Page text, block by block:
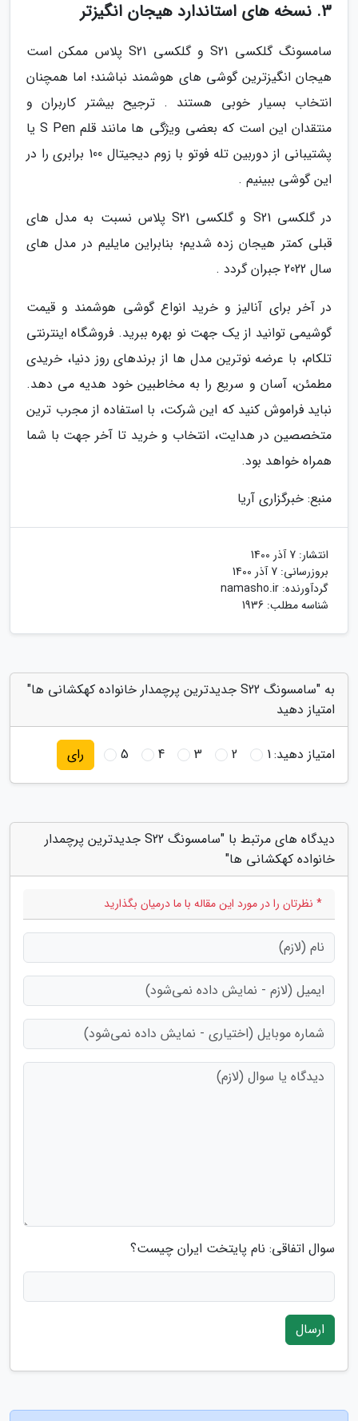
3. نسخه های استاندارد هیجان انگیزتر
سامسونگ گلکسی S21 و گلکسی S21 پلاس ممکن است
هیجان انگیزترین گوشی های هوشمند نباشند؛ اما همچنان
انتخاب بسیار خوبی هستند . ترجیح بیشتر کاربران و
منتقدان این است که بعضی ویژگی ها مانند قلم S Pen یا
پشتیبانی از دوربین تله فوتو با زوم دیجیتال 100 برابری را در
این گوشی ببینیم .
در گلکسی S21 و گلکسی S21 پلاس نسبت به مدل های
قبلی کمتر هیجان زده شدیم؛ بنابراین مایلیم در مدل های
سال 2022 جبران گردد .
در آخر برای آنالیز و خرید انواع گوشی هوشمند و قیمت
گوشیمی توانید از یک جهت نو بهره ببرید. فروشگاه اینترنتی
تلکام، با عرضه نوترین مدل ها از برندهای روز دنیا، خریدی
مطمئن، آسان و سریع را به مخاطبین خود هدیه می دهد.
نباید فراموش کنید که این شرکت، با استفاده از مجرب ترین
متخصصین در هدایت، انتخاب و خرید تا آخر جهت با شما
همراه خواهد بود.
منبع: خبرگزاری آریا
انتشار: 7 آذر 1400
بروزرسانی: 7 آذر 1400
گردآورنده: namasho.ir
شناسه مطلب: 1936
به "سامسونگ S22 جدیدترین پرچمدار خانواده کهکشانی ها"
امتیاز دهید
امتیاز دهید:1
2
3
4
5 رای
دیدگاه های مرتبط با "سامسونگ S22 جدیدترین پرچمدار
خانواده کهکشانی ها"
* نظرتان را در مورد این مقاله با ما درمیان بگذارید
سوال اتفاقی: نام پایتخت ایران چیست؟
ارسال